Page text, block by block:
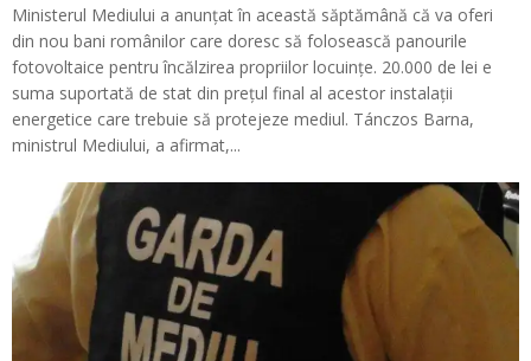
Ministerul Mediului a anunțat în această săptămână că va oferi
din nou bani românilor care doresc să folosească panourile
fotovoltaice pentru încălzirea propriilor locuințe. 20.000 de lei e
suma suportată de stat din prețul final al acestor instalații
energetice care trebuie să protejeze mediul. Tánczos Barna,
ministrul Mediului, a afirmat,...